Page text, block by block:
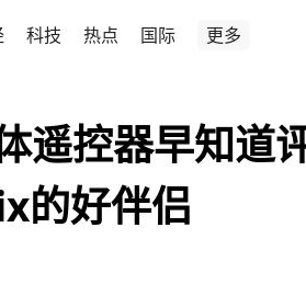
科技 热点 国际 更多
遥控器早知道
的好伴侣